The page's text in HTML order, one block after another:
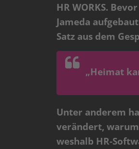
HR WORKS.
Jameda
Satz aus dem
„Heimat
Unter anderem
verändert,
weshalb HR-